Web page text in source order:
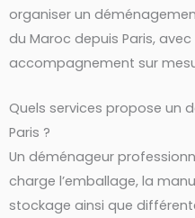
organiser un
du Maroc depuis Paris,
accompagnement sur
Quels services propose un
Paris ?
Un déménageur
charge l’emballage, la
stockage ainsi que